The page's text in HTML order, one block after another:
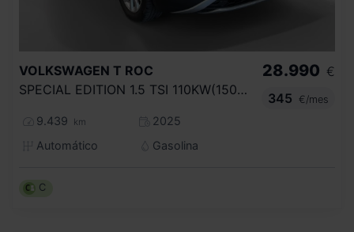
VOLKSWAGEN T ROC
SPECIAL EDITION 1.5 TSI 110KW(150CV) DSG
9.439 km
2025
Automático
Gasolina
28.990 €
345
€/mes
C